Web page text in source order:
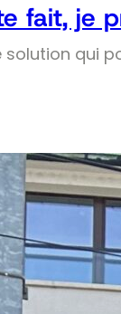
fait, je
qui